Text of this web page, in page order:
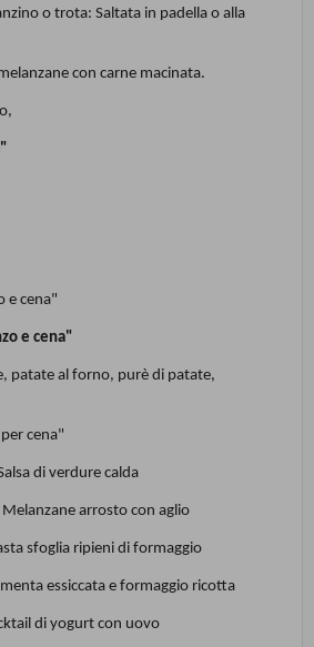
o trota: Saltata in padella o alla
con carne macinata.
e cena"
e cena"
patate al forno, purè di patate,
cena"
di verdure calda
arrosto con aglio
sfoglia ripieni di formaggio
essiccata e formaggio ricotta
di yogurt con uovo